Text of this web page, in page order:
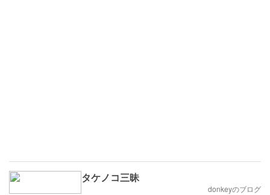
タケノコ三昧
donkeyのブログ